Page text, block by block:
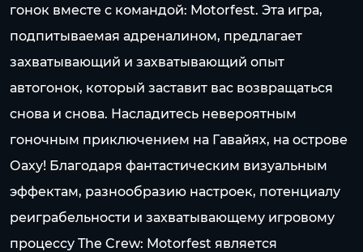
гонок вместе с командой: Motorfest. Эта игра,
подпитываемая адреналином, предлагает
захватывающий и захватывающий опыт
автогонок, который заставит вас возвращаться
снова и снова. Насладитесь невероятным
гоночным приключением на Гавайях, на острове
Оаху! Благодаря фантастическим визуальным
эффектам, разнообразию настроек, потенциалу
реиграбельности и захватывающему игровому
процессу The Crew: Motorfest является